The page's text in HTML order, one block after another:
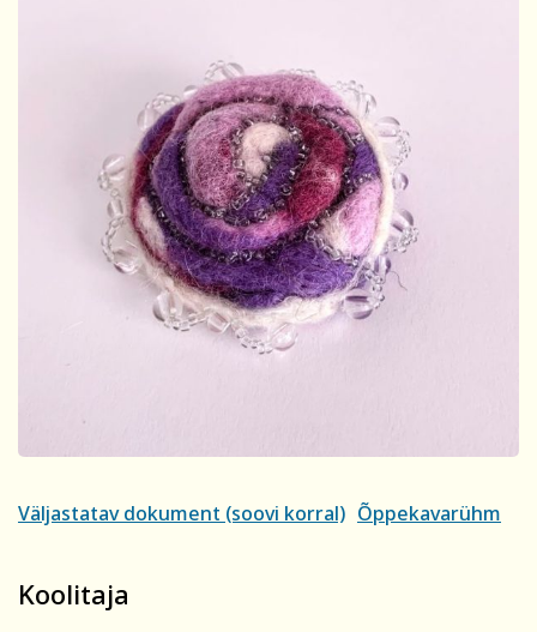
Väljastatav dokument (soovi korral) Õppekavarühm
Koolitaja
Koolituse ärajäämisel teavitatakse registreerunuid
sellest viivitamatult. Õppetasu tagastatakse või soovi
korral kantakse üle mõnele teisele koolitusele.
Tutvu õppetöö korraldusega lähemalt siin
Tutvu privaatsuspoliitikaga siin
Märkused / kinkekaardi nr
Kinnitan, et olen tutvunud ja nõustun õppetöö
läbiviimise eesmärgil.